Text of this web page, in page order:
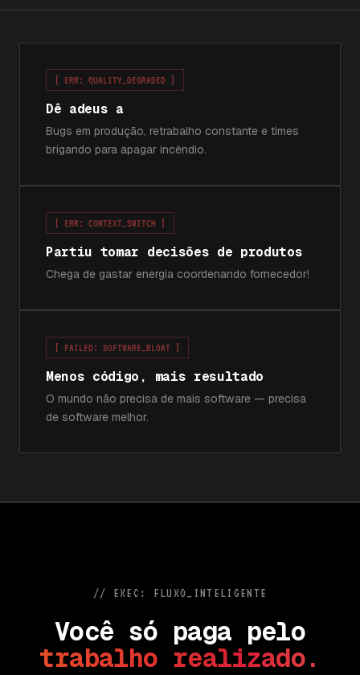
[ ERR: QUALITY_DEGRADED ]
Dê adeus a
Bugs em produção, retrabalho constante e times
brigando para apagar incêndio.
[ ERR: CONTEXT_SWITCH ]
Partiu tomar decisões de produtos
Chega de gastar energia coordenando fornecedor!
[ FAILED: SOFTWARE_BLOAT ]
Menos código, mais resultado
O mundo não precisa de mais software — precisa
de software melhor.
// EXEC: FLUXO_INTELIGENTE
Você só paga pelo
trabalho realizado.